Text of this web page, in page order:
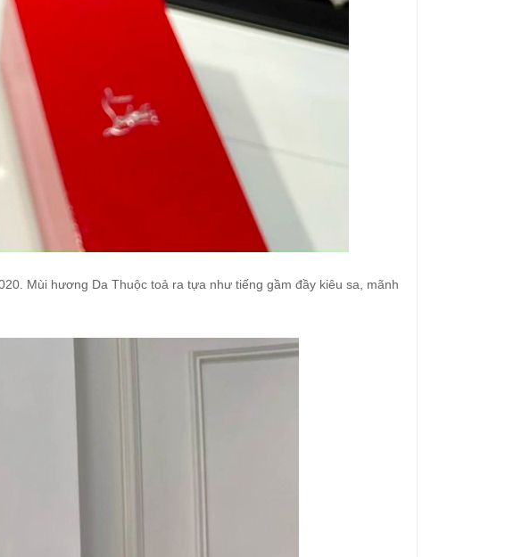
Mùi hương Da Thuộc toả ra tựa như tiếng gầm đầy kiêu sa, mãnh